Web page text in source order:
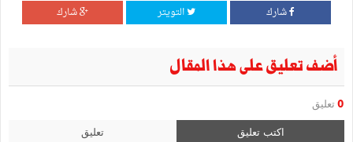
شارك التويتر شارك
أضف تعليق على هذا المقال
0 تعليق
اكتب تعليق تعليق